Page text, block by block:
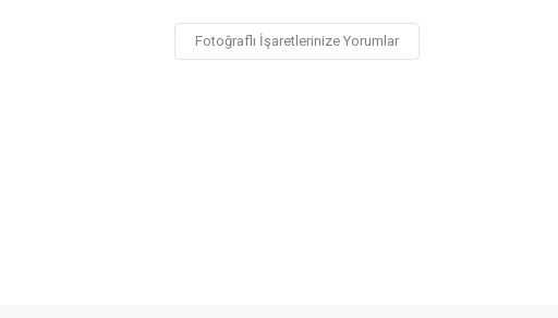
Fotoğraflı İşaretlerinize Yorumlar